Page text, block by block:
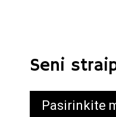
Seni
Seni
straipsniai